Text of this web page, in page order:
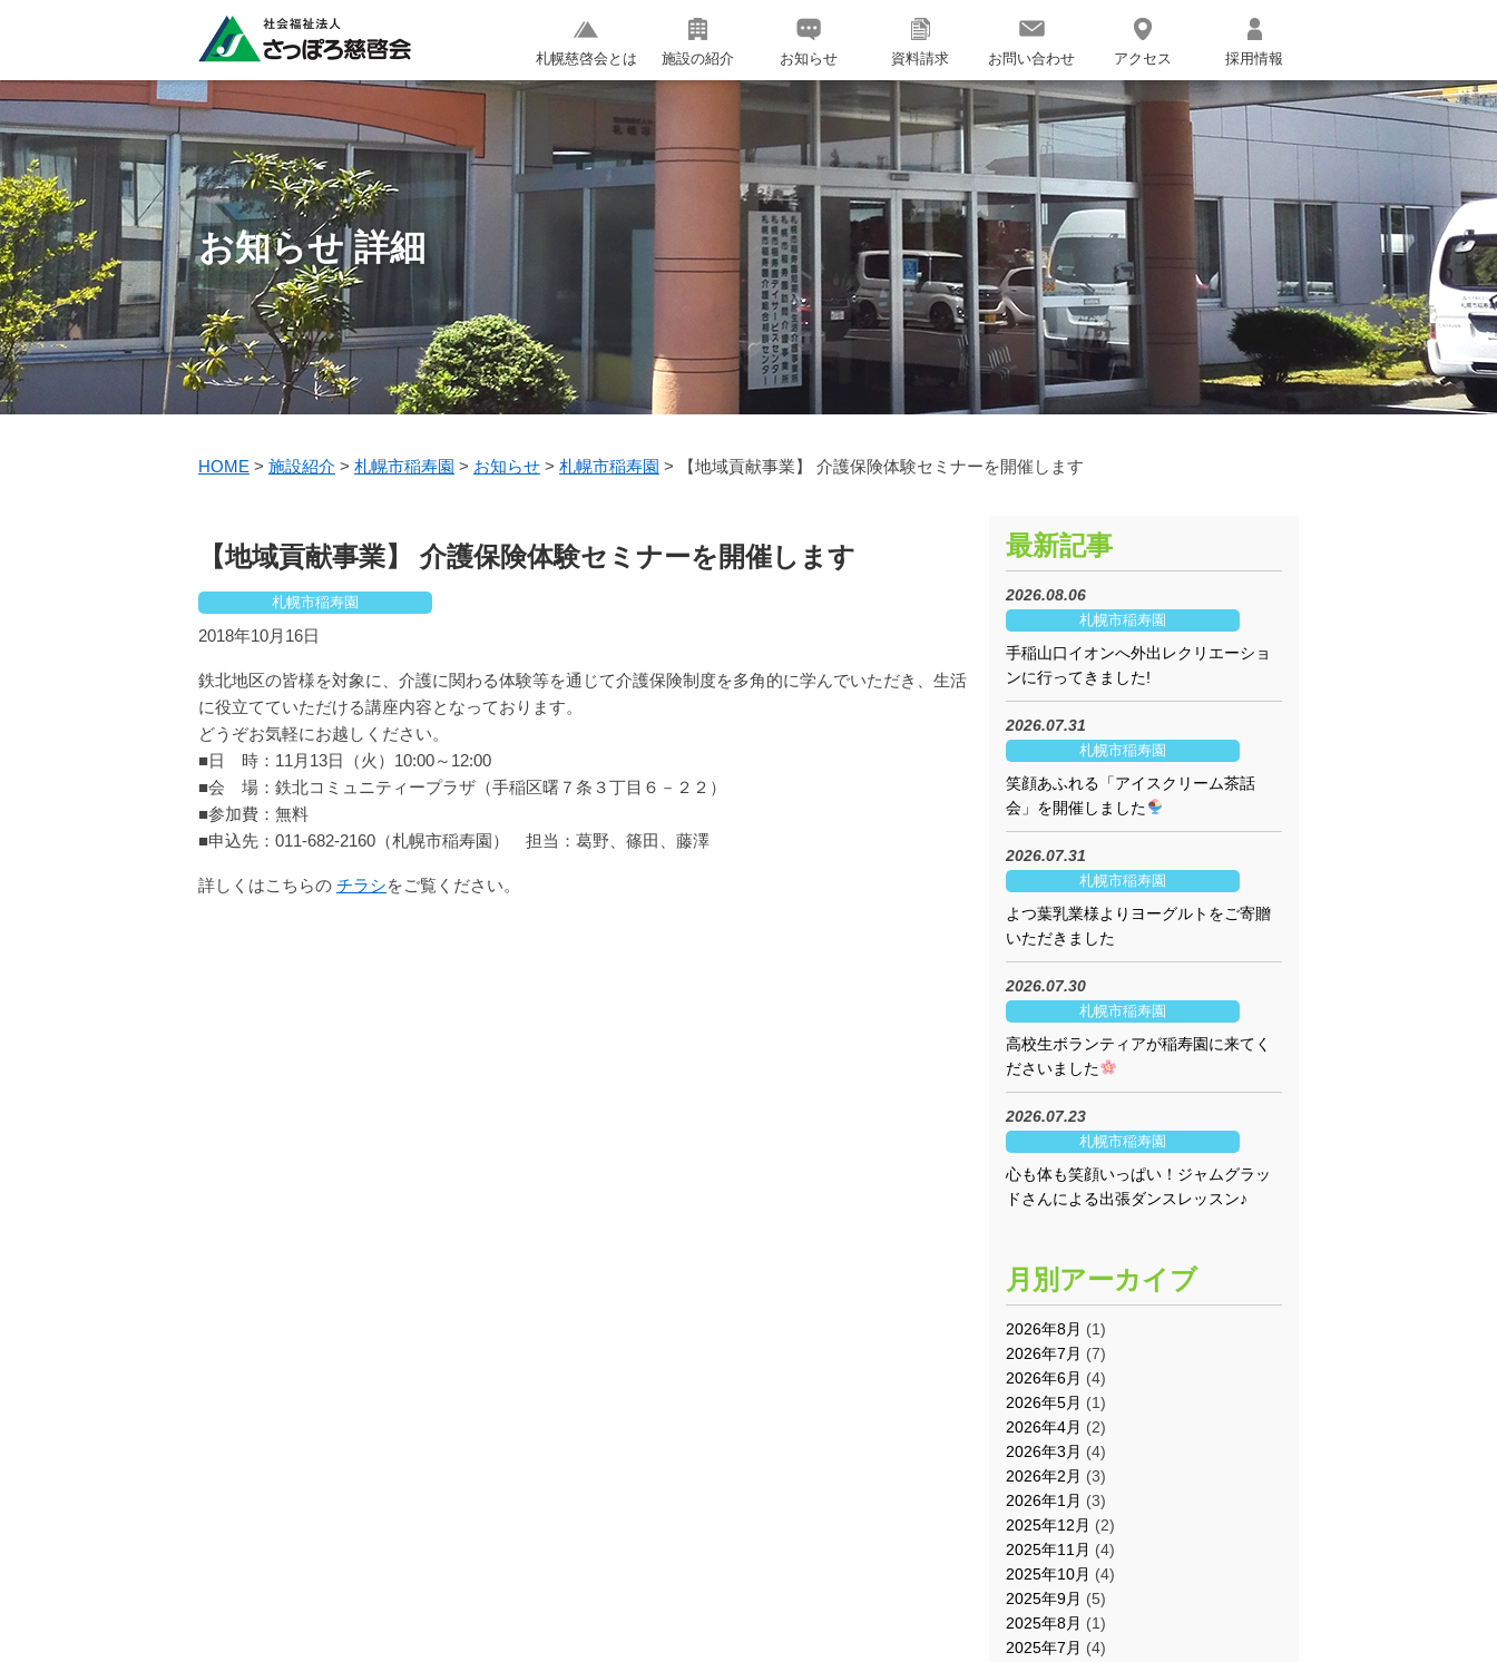
札幌慈啓会とは 施設の紹介 お知らせ 資料請求 お問い合わせ アクセス 採用情報
お知らせ 詳細
HOME > 施設紹介 > 札幌市稲寿園 > お知らせ > 札幌市稲寿園 > 【地域貢献事業】 介護保険体験セミナーを開催します
【地域貢献事業】 介護保険体験セミナーを開催します
札幌市稲寿園
2018年10月16日
鉄北地区の皆様を対象に、介護に関わる体験等を通じて介護保険制度を多角的に学んでいただき、生活
に役立てていただける講座内容となっております。
どうぞお気軽にお越しください。
■日 時：11月13日（火）10:00～12:00
■会 場：鉄北コミュニティープラザ（手稲区曙７条３丁目６－２２）
■参加費：無料
■申込先：011-682-2160（札幌市稲寿園） 担当：葛野、篠田、藤澤
詳しくはこちらの チラシをご覧ください。
最新記事
2026.08.06
札幌市稲寿園
手稲山口イオンへ外出レクリエーショ
ンに行ってきました!
2026.07.31
札幌市稲寿園
笑顔あふれる「アイスクリーム茶話
会」を開催しました
2026.07.31
札幌市稲寿園
よつ葉乳業様よりヨーグルトをご寄贈
いただきました
2026.07.30
札幌市稲寿園
高校生ボランティアが稲寿園に来てく
ださいました
2026.07.23
札幌市稲寿園
心も体も笑顔いっぱい！ジャムグラッ
ドさんによる出張ダンスレッスン♪
月別アーカイブ
2026年8月 (1)
2026年7月 (7)
2026年6月 (4)
2026年5月 (1)
2026年4月 (2)
2026年3月 (4)
2026年2月 (3)
2026年1月 (3)
2025年12月 (2)
2025年11月 (4)
2025年10月 (4)
2025年9月 (5)
2025年8月 (1)
2025年7月 (4)